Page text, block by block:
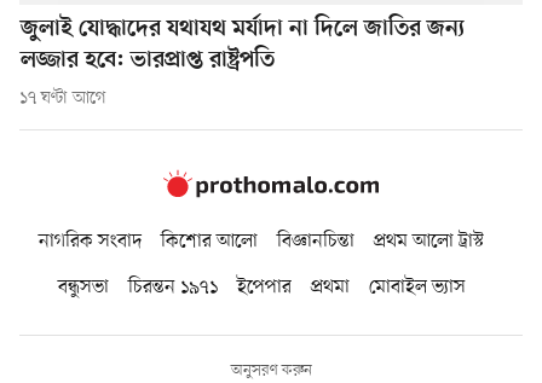
জুলাই যোদ্ধাদের যথাযথ মর্যাদা না দিলে জাতির জন্য
লজ্জার হবে: ভারপ্রাপ্ত রাষ্ট্রপতি
১৭ ঘণ্টা আগে
নাগরিক সংবাদ কিশোর আলো বিজ্ঞানচিন্তা
প্রথম আলো ট্রাস্ট
বন্ধুসভা
চিরন্তন ১৯৭১ ইপেপার প্রথমা মোবাইল ভ্যাস
অনুসরণ করুন